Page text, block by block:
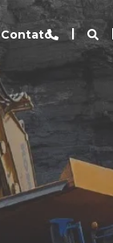
Contato